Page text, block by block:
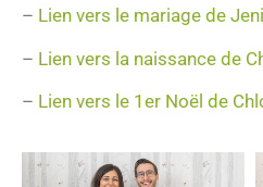
– Lien vers le mariage de
– Lien vers la naissance de
– Lien vers le 1er Noël de